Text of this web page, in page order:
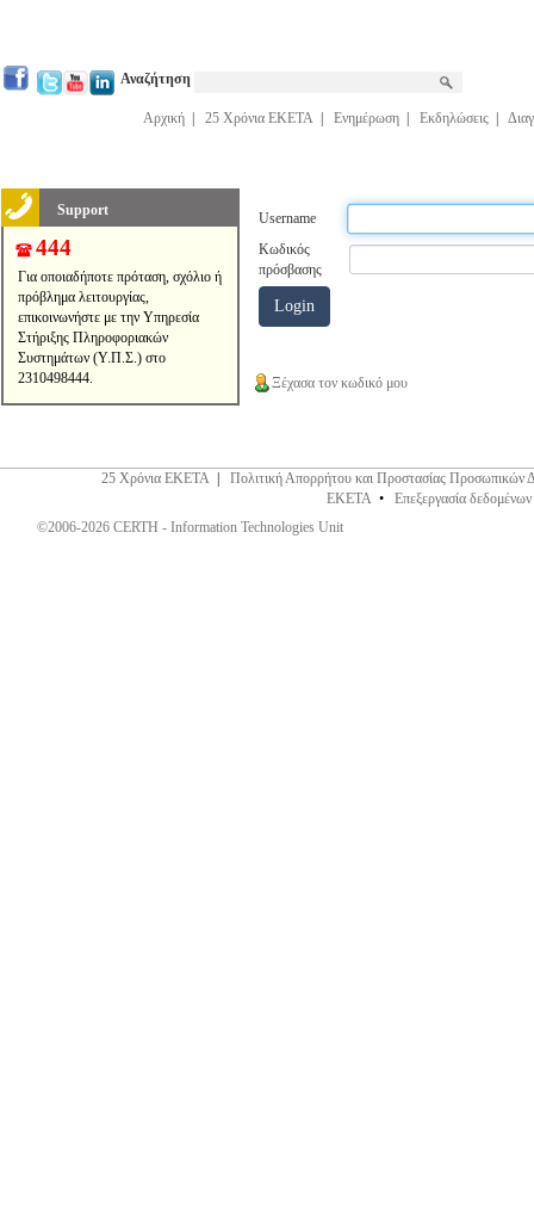
Αναζήτηση
Αρχική 25 Χρόνια ΕΚΕΤΑ Ενημέρωση Εκδηλώσεις
Support
444
Για οποιαδήποτε πρόταση, σχόλιο ή
πρόβλημα λειτουργίας,
επικοινωνήστε με την Υπηρεσία
Στήριξης Πληροφοριακών
Συστημάτων (Υ.Π.Σ.) στο
2310498444.
Username
Κωδικός
πρόσβασης
Ξέχασα τον κωδικό μου
25 Χρόνια ΕΚΕΤΑ
Πολιτική Απορρήτου και Προστασίας Προσωπικών
ΕΚΕΤΑ • Επεξεργασία
©2006-2026 CERTH - Information Technologies Unit